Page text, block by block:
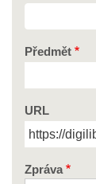
Předmět
URL
Zpráva